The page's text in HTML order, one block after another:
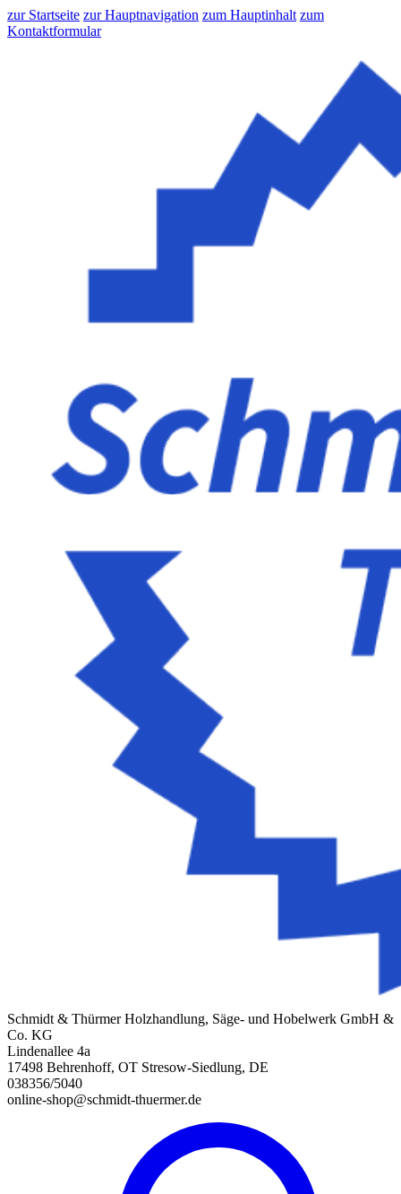
zur Startseite zur Hauptnavigation zum Hauptinhalt zum
Kontaktformular
Schmidt & Thürmer Holzhandlung, Säge- und Hobelwerk GmbH &
Co. KG
Lindenallee 4a
17498 Behrenhoff, OT Stresow-Siedlung, DE
038356/5040
online-shop@schmidt-thuermer.de